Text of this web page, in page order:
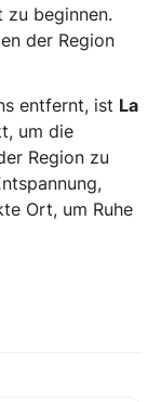
beginnen.
der Region
entfernt, ist La
um die
Region zu
Ort, um Ruhe